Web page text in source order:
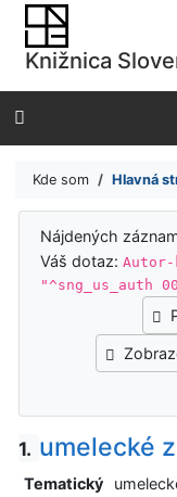
Prejsť na obsah
Prejsť na menu
Prehlásenie o
Knižnica
Kde som Hlavná
Výsledky
Nájdených
Váš dotaz:Autor-
"^sng_us_auth
1. umelecké
Tematický